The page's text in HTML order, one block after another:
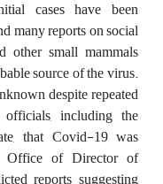
cases have been
many reports on social
other small mammals
source of the virus.
despite repeated
including the
that Covid-19 was
Office of Director of